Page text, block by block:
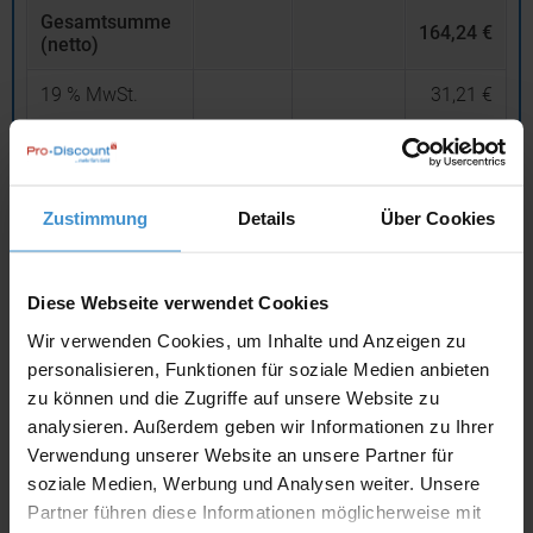
Zustimmung Details Über Cookies
Diese Webseite verwendet Cookies
Wir verwenden Cookies, um Inhalte und Anzeigen zu
personalisieren, Funktionen für soziale Medien anbieten
zu können und die Zugriffe auf unsere Website zu
analysieren. Außerdem geben wir Informationen zu Ihrer
Verwendung unserer Website an unsere Partner für
soziale Medien, Werbung und Analysen weiter. Unsere
Partner führen diese Informationen möglicherweise mit
Gesamtsumme
(netto)
164,24 €
19 % MwSt. 31,21 €
Gesamtsumme
(brutto)
t.
Angebot drucken
Individuelle Anfrage